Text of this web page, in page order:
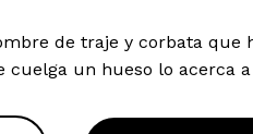
de traje y corbata que
cuelga un hueso lo acerca